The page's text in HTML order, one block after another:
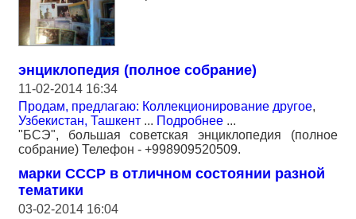
энциклопедия (полное собрание)
11-02-2014 16:34
Продам, предлагаю: Коллекционирование другое,
Узбекистан, Ташкент ... Подробнее ...
"БСЭ", большая советская энциклопедия (полное
собрание) Телефон - +998909520509.
марки СССР в отличном состоянии разной
тематики
03-02-2014 16:04